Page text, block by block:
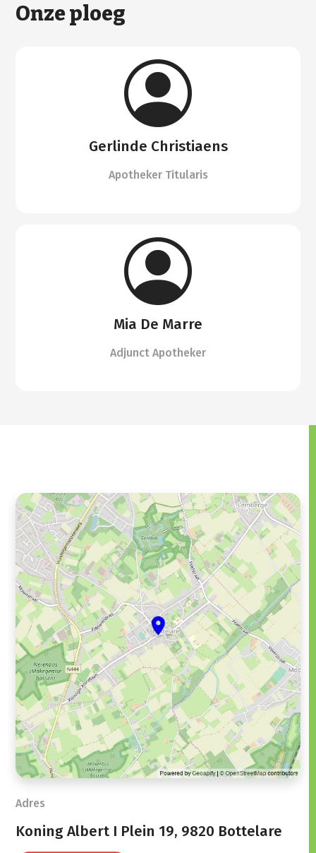
Onze ploeg
Gerlinde Christiaens
Apotheker Titularis
Mia De Marre
Adjunct Apotheker
Adres
Koning Albert I Plein 19, 9820 Bottelare